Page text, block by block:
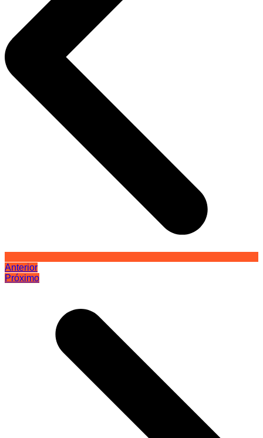
Anterior
Próximo